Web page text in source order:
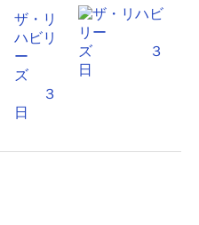
ザ・リ
ハビリ
ー
ズ
３
日